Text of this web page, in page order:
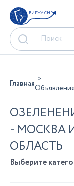
БИРЖА СНГ
ГлавнаяОбъявления
- МОСКВА
ОБЛАСТЬ
Выберите